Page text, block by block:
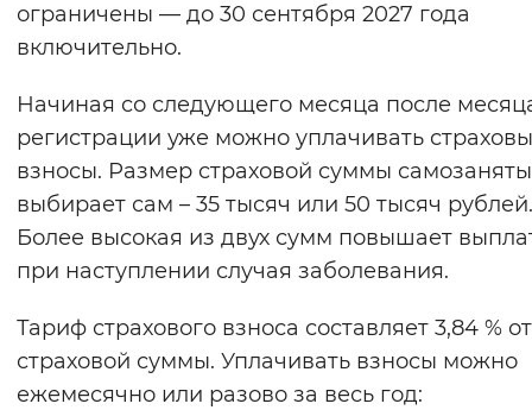
ограничены — до 30 сентября 2027 года
включительно.
Начиная со следующего месяца после
регистрации уже можно уплачивать
взносы. Размер страховой суммы
выбирает сам – 35 тысяч или 50 тысяч рублей.
Более высокая из двух сумм повышает
при наступлении случая заболевания.
Тариф страхового взноса составляет 3,84 % от
страховой суммы. Уплачивать взносы можно
ежемесячно или разово за весь год: